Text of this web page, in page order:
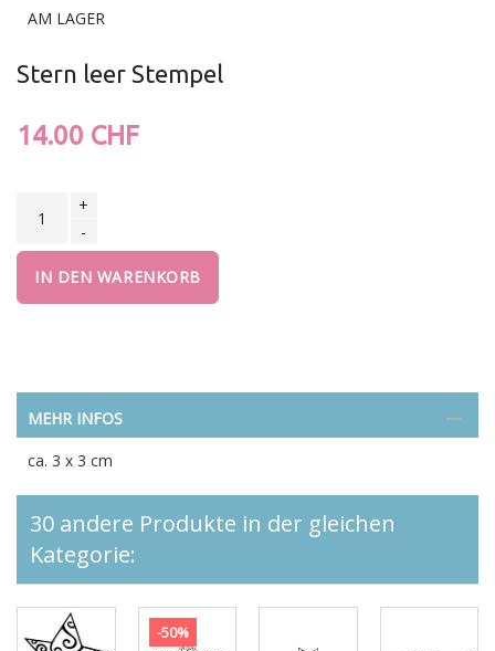
AM LAGER
Stern leer Stempel
14.00 CHF
+
-
IN DEN WARENKORB
MEHR INFOS
ca. 3 x 3 cm
30 andere Produkte in der gleichen
Kategorie:
-50%